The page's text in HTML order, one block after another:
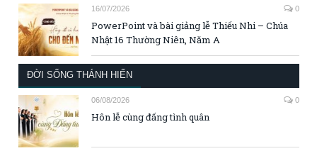
16/07/2026 0
PowerPoint và bài giảng lễ Thiếu Nhi – Chúa
Nhật 16 Thường Niên, Năm A
ĐỜI SỐNG THÁNH HIẾN
06/08/2026 0
Hôn lễ cùng đấng tình quân